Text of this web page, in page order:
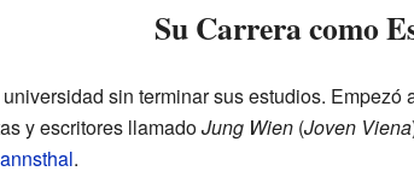
Su Carrera como
sin terminar sus estudios.
y escritores llamadoJung Wien(Joven Viena
.